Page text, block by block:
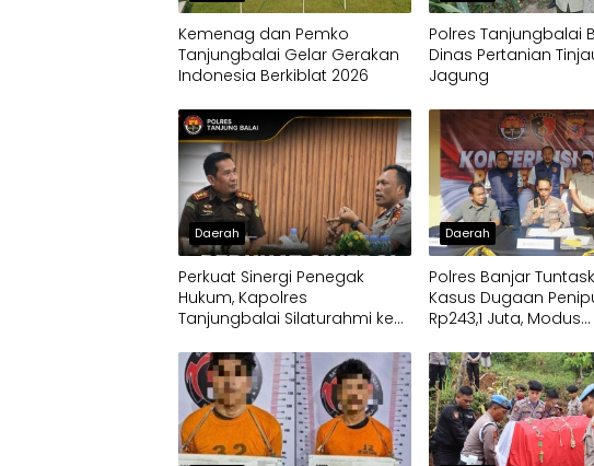
Kemenag dan Pemko
Tanjungbalai Gelar Gerakan
Indonesia Berkiblat 2026
Polres Tanjungbalai
Dinas Pertanian
Jagung
Daerah
Perkuat Sinergi Penegak
Hukum, Kapolres
Tanjungbalai Silaturahmi ke
Daerah
Polres Banjar
Kasus Dugaan
Rp243,1 Juta, Modus
Program MBG